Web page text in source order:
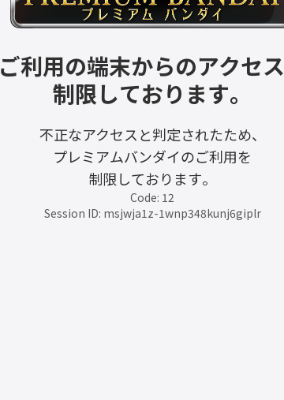
ご利用の端末からのアクセ
制限しております。
不正なアクセスと判定されたため、
プレミアムバンダイのご利用を
制限しております。
Code: 12
Session ID: msjwja1z-1wnp348kunj6giplr